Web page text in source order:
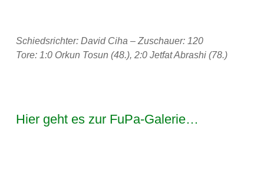
Schiedsrichter: David Ciha – Zuschauer: 120
Tore: 1:0 Orkun Tosun (48.), 2:0 Jetfat Abrashi (78.)
Hier geht es zur FuPa-Galerie…